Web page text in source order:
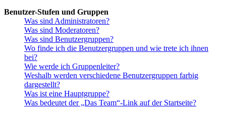
Benutzer-Stufen und Gruppen
Was sind Administratoren?
Was sind Moderatoren?
Was sind Benutzergruppen?
Wo finde ich die Benutzergruppen und wie trete ich ihnen
bei?
Wie werde ich Gruppenleiter?
Weshalb werden verschiedene Benutzergruppen farbig
dargestellt?
Was ist eine Hauptgruppe?
Was bedeutet der „Das Team“-Link auf der Startseite?